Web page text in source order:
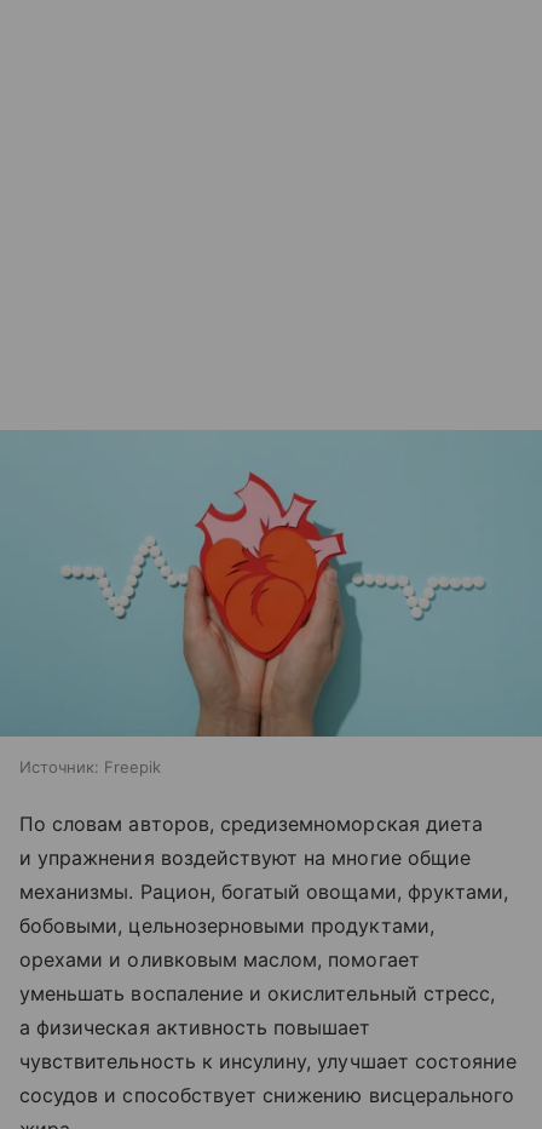
Источник: Freepik
По словам авторов, средиземноморская диета
и упражнения воздействуют на многие общие
механизмы. Рацион, богатый овощами, фруктами,
бобовыми, цельнозерновыми продуктами,
орехами и оливковым маслом, помогает
уменьшать воспаление и окислительный стресс,
а физическая активность повышает
чувствительность к инсулину, улучшает состояние
сосудов и способствует снижению висцерального